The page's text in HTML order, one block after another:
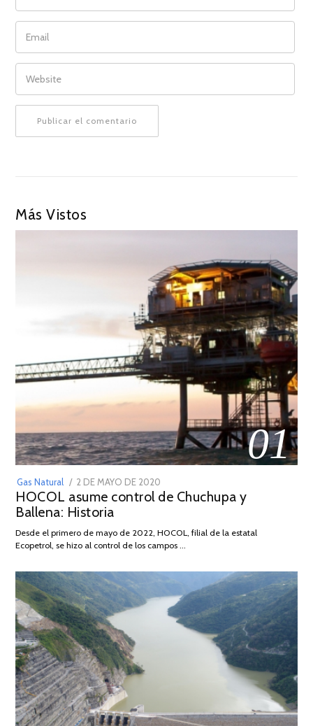
EMAIL
WEBSITE
Más Vistos
01
Gas Natural
POSTED
ON
2 DE MAYO DE 2020
DE
2026
HOCOL asume control de Chuchupa y
Ballena: Historia
Desde el primero de mayo de 2022, HOCOL, filial de la estatal
Ecopetrol, se hizo al control de los campos …